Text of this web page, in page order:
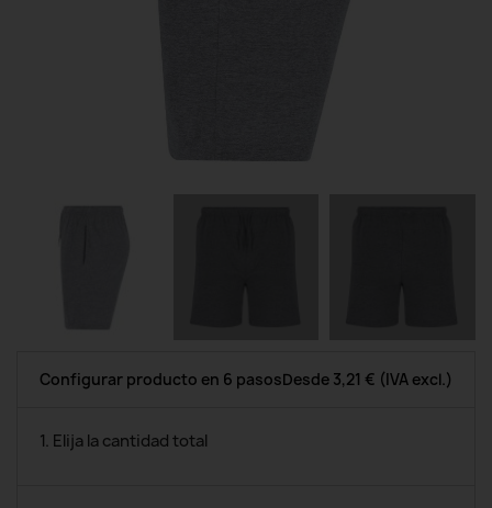
Configurar producto en 6 pasosDesde 3,21 € (IVA excl.)
1. Elija la cantidad total